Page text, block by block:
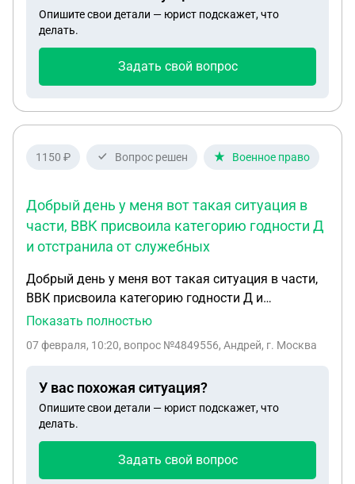
Опишите свои детали — юрист подскажет, что
делать.
Задать свой вопрос
1150 ₽ Вопрос решен Военное право
Добрый день у меня вот такая ситуация в
части, ВВК присвоила категорию годности Д
и отстранила от служебных
Добрый день у меня вот такая ситуация в части,
ВВК присвоила категорию годности Д и
отстранила от служебных обязанностей я написал
в части не могут оставить предложили перевод,
настаивает что бы я написал рапорт о сдаче дел и
должности под видом что бы его не наказала
проверка. И приютом заставляет находиться на
мин. От части. Вопрос в том зачем мне писать
Показать полностью
07 февраля, 10:20, вопрос №4849556, Андрей, г. Москва
У вас похожая ситуация?
Опишите свои детали — юрист подскажет, что
делать.
Задать свой вопрос